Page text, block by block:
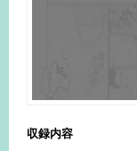
収録内容